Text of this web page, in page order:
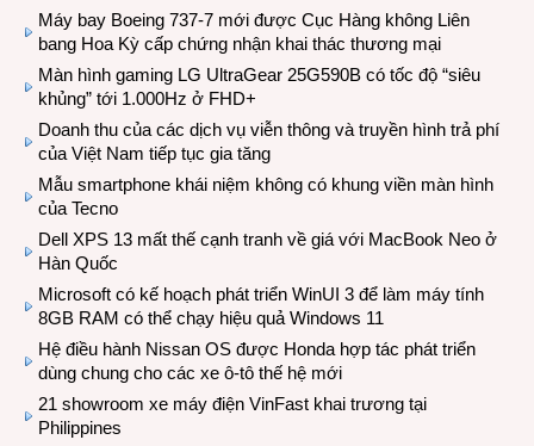
Máy bay Boeing 737-7 mới được Cục Hàng không Liên
bang Hoa Kỳ cấp chứng nhận khai thác thương mại
Màn hình gaming LG UltraGear 25G590B có tốc độ “siêu
khủng” tới 1.000Hz ở FHD+
Doanh thu của các dịch vụ viễn thông và truyền hình trả phí
của Việt Nam tiếp tục gia tăng
Mẫu smartphone khái niệm không có khung viền màn hình
của Tecno
Dell XPS 13 mất thế cạnh tranh về giá với MacBook Neo ở
Hàn Quốc
Microsoft có kế hoạch phát triển WinUI 3 để làm máy tính
8GB RAM có thể chạy hiệu quả Windows 11
Hệ điều hành Nissan OS được Honda hợp tác phát triển
dùng chung cho các xe ô-tô thế hệ mới
21 showroom xe máy điện VinFast khai trương tại
Philippines